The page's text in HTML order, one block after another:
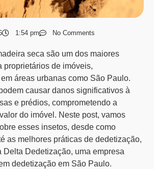
1:54 pm No Comments
seca são um dos maiores
proprietários de imóveis,
áreas urbanas como São Paulo.
causar danos significativos à
e prédios, comprometendo a
do imóvel. Neste post, vamos
esses insetos, desde como
as melhores práticas de dedetização,
Delta Dedetização, uma empresa
dedetização em São Paulo.